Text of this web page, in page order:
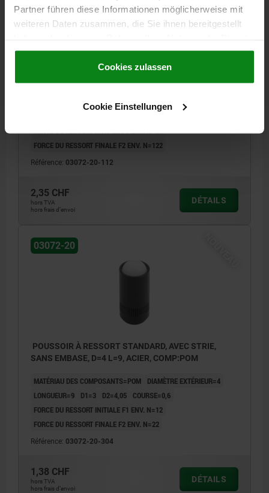
Partner führen diese Informationen möglicherweise mit
weiteren Daten zusammen, die Sie ihnen bereitgestellt
gesammelt haben.Cookie Richtlinien
Datenschutz|AGB
Cookies zulassen
Cookie Einstellungen
POUSSOIR À RESSORT STANDARD, AVEC STRIE,
MATÉRIAU DES COMPOSANTS=ACIER
DIAMÈTRE EXTÉRIEUR=12
FORCE DU RESSORT INITIALE F1 ENV. N=54
FORCE DU RESSORT FINALE F2 ENV. N=122
Référence: 03072-20-112
2,35 CHF
hors TVA
hors frais d’envoi
DÉTAILS
03072-20
POUSSOIR À RESSORT STANDARD, AVEC STRIE,
SANS EMBASE, D=4 L=9, ACIER, COMP:POM
MATÉRIAU DES COMPOSANTS=POM
DIAMÈTRE EXTÉRIEUR=4
LONGUEUR=9
D1=3 D2=4,05
COURSE=0,6
FORCE DU RESSORT INITIALE F1 ENV. N=12
FORCE DU RESSORT FINALE F2 ENV. N=22
Référence: 03072-20-304
1,38 CHF
hors TVA
hors frais d’envoi
DÉTAILS